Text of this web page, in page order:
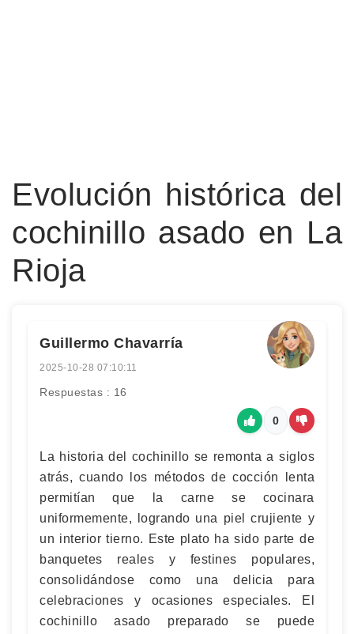
Evolución histórica del
cochinillo asado en La
Rioja
Guillermo Chavarría
2025-10-28 07:10:11
Respuestas : 16
0
La historia del cochinillo se remonta a siglos
atrás, cuando los métodos de cocción lenta
permitían que la carne se cocinara
uniformemente, logrando una piel crujiente y
un interior tierno. Este plato ha sido parte de
banquetes reales y festines populares,
consolidándose como una delicia para
celebraciones y ocasiones especiales. El
cochinillo asado preparado se puede